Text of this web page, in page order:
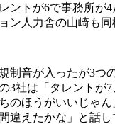
ントが6で事務所が
ン人力舎の山崎も同
制音が入ったが3つ
3社は「タレントが
のほうがいいじゃん
違えたかな」と話し